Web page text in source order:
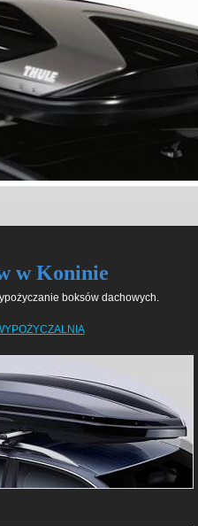
w Koninie
boksów dachowych.